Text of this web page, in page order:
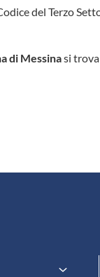
del Terzo
di Messinasi